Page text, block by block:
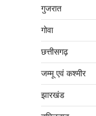
गुजरात
गोवा
छत्तीसगढ़
जम्‍मू एवं कश्‍मीर
झारखंड